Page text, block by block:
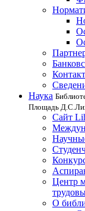
Наука
Площадь
Сайт
Центр
О